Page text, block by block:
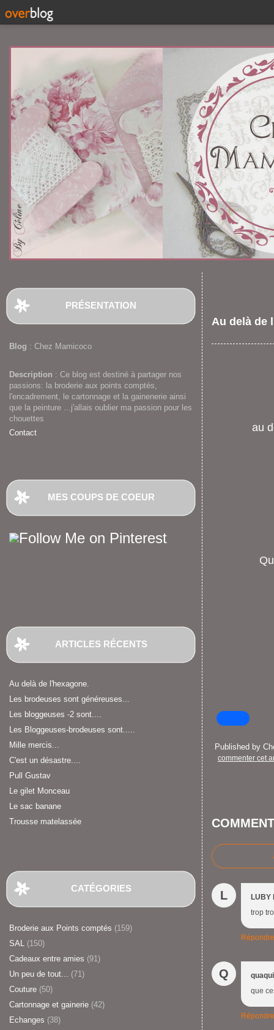
PRÉSENTATION
Blog : Chez Mamicoco
Description : Ce blog est destiné à partager nos
passions: la broderie aux points comptés,
l'encadrement, le cartonnage et la gainenerie ainsi
que la peinture ...j'allais oublier ma passion pour les
chouettes
Contact
MES COUPS DE COEUR
ARTICLES RÉCENTS
Au delà de l'hexagone.
Les brodeuses sont généreuses...
Les bloggeuses -2 sont....
Les Bloggeuses-brodeuses sont.....
Mille mercis...
C'est un désastre....
Pull Gustav
Le gilet Monceau
Le sac banane
Trousse matelassée
CATÉGORIES
Broderie aux Points comptés (159)
SAL (150)
Cadeaux entre amies (91)
Un peu de tout... (71)
Couture (50)
Cartonnage et gainerie (42)
Echanges (38)
Au delà de
au
Published by
commenter cet
L
LUBY
trop
Répondre
Q
que
Répondre